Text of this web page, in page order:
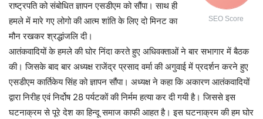
SEO Score
राष्ट्रपति को संबोधित ज्ञापन एसडीएम को सौंपा। साथ ही
हमले में मारे गए लोगो की आत्म शांति के लिए दो मिनट का
मौन रखकर श्रद्धांजलि दी।
आतंकवादियों के हमले की घोर निंदा करते हुए अधिवक्ताओं ने बार सभागार में बैठक
की। जिसके बाद बार अध्यक्ष राजेंद्र प्रसाद वर्मा की अगुवाई में प्रदर्शन करने हुए
एसडीएम कार्तिकेय सिंह को ज्ञापन सौंपा। अध्यक्ष ने कहा कि अकारण आतंकवादियों
द्वारा निरीह एवं निर्दोष 28 पर्यटकों की निर्मम हत्या कर दी गयी है। जिससे इस
घटनाक्रम से पूरे देश का हिन्दू समाज काफी आहत है। इस घटनाक्रम की हम घोर